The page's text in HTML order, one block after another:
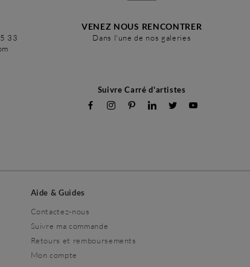
33
VENEZ NOUS RENCONTRER
Dans l'une de nos galeries
Suivre Carré d'artistes
Aide & Guides
Contactez-nous
Suivre ma commande
Retours et remboursements
Mon compte